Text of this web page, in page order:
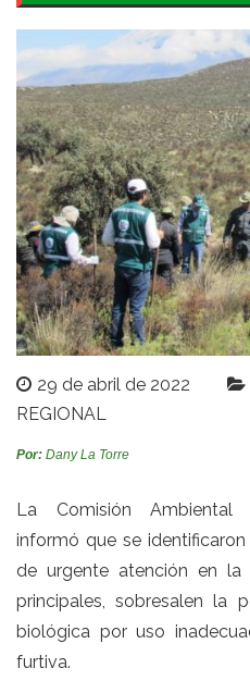
29 de abril de 2022
REGIONAL
Por: Dany La Torre
La Comisión Ambiental
informó que se
de urgente atención en la
principales, sobresalen la
biológica por uso
furtiva.